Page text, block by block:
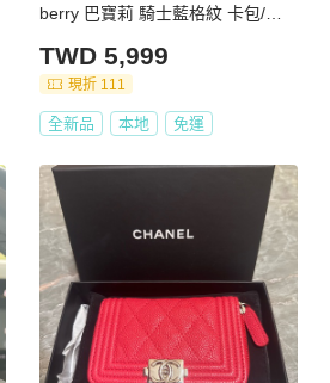
berry 巴寶莉 騎士藍格紋 卡包/名
TWD 5,999
現折 111
全新品 本地 免運